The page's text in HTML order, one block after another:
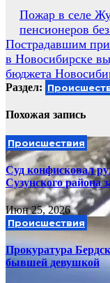
Навигация
по
записям
Пожар в селе
пенсионеров
Пострадавшим
в Новосибирске
бюджета
Раздел:
Похожая запись
Происшествия
Суд конфисковал
Сузунского района
Июн 25, 2026
Происшествия
Прокуратура
бывшей девушкой